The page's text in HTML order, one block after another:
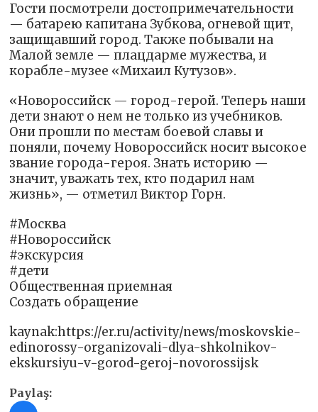
Гости посмотрели достопримечательности
— батарею капитана Зубкова, огневой щит,
защищавший город. Также побывали на
Малой земле — плацдарме мужества, и
корабле-музее «Михаил Кутузов».
«Новороссийск — город-герой. Теперь наши
дети знают о нем не только из учебников.
Они прошли по местам боевой славы и
поняли, почему Новороссийск носит высокое
звание города-героя. Знать историю —
значит, уважать тех, кто подарил нам
жизнь», — отметил Виктор Горн.
#Москва
#Новороссийск
#экскурсия
#дети
Общественная приемная
Создать обращение
kaynak:https://er.ru/activity/news/moskovskie-
edinorossy-organizovali-dlya-shkolnikov-
ekskursiyu-v-gorod-geroj-novorossijsk
Paylaş: